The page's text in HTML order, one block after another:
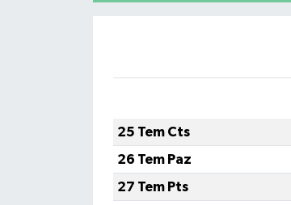
25 Tem Cts
26 Tem Paz
27 Tem Pts